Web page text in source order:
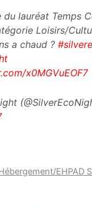
du lauréat Temps
Loisirs/
a chaud ?
x0MGVuEOF7
EHPAD